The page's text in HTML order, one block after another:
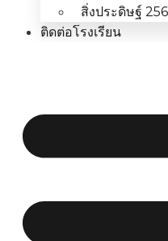
สิ่งประดิษฐ์
ติดต่อโรงเรียน